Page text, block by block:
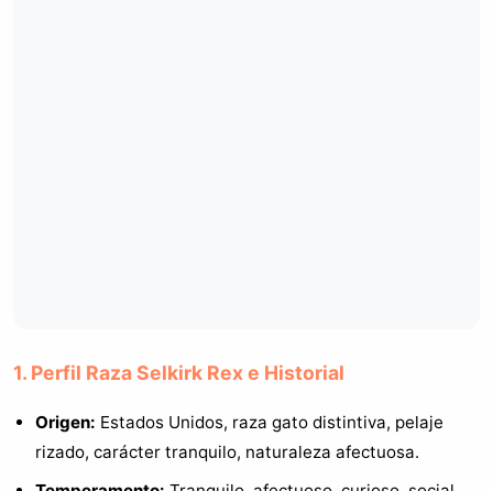
1. Perfil Raza Selkirk Rex e Historial
Origen: Estados Unidos, raza gato distintiva, pelaje
rizado, carácter tranquilo, naturaleza afectuosa.